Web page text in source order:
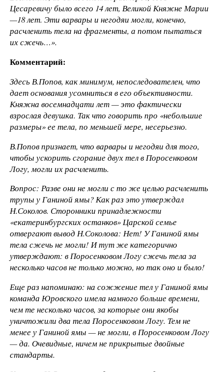
Цесаревичу было всего 14 лет, Великой Княжне Марии
—18 лет. Эти варвары и негодяи могли, конечно,
расчленить тела на фрагменты, а потом пытаться
их сжечь…».
Комментарий:
Здесь В.Попов, как минимум, непоследователен, что
дает основания усомниться в его объективности.
Княжна восемнадцати лет — это фактически
взрослая девушка. Так что говорить про «небольшие
размеры» ее тела, по меньшей мере, несерьезно.
В.Попов признает, что варвары и негодяи для того,
чтобы ускорить сгорание двух тел в Поросенковом
Логу, могли их расчленить.
Вопрос: Разве они не могли с то же целью расчленить
трупы у Ганиной ямы? Как раз это утверждал
Н.Соколов. Сторонники принадлежности
«екатеринбургских останков» Царской семье
отвергают вывод Н.Соколова: Нет! У Ганиной ямы
тела сжечь не могли! И тут же категорично
утверждают: в Поросенковом Логу сжечь тела за
несколько часов не только можно, но так оно и было!
Еще раз напоминаю: на сожжение тел у Ганиной ямы
команда Юровского имела намного больше времени,
чем те несколько часов, за которые они якобы
уничтожили два тела Поросенковом Логу. Тем не
менее у Ганиной ямы — не могли, в Поросенковом Логу
— да. Очевидные, ничем не прикрытые двойные
стандарты.